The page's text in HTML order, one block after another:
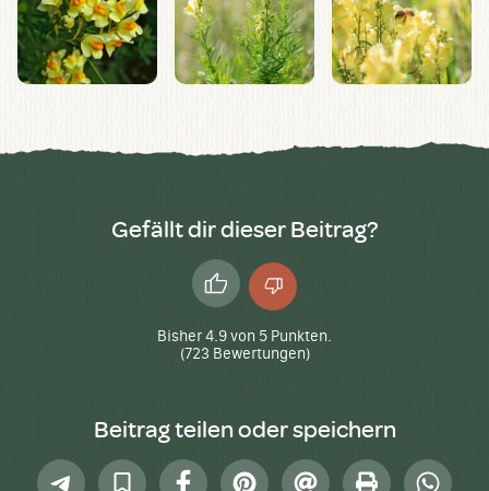
Gefällt dir dieser Beitrag?
Daumen
hoch
Daumen
runter
Bisher4.9von 5 Punkten.
(723 Bewertungen)
Beitrag teilen oder speichern
Telegram
In
FacebookPinterest
E-
Drucken